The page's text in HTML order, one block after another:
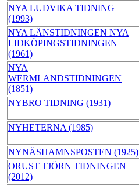
NYA LUDVIKA TIDNING
(1993)
NYA LÄNSTIDNINGEN NYA
LIDKÖPINGSTIDNINGEN
(1961)
NYA
WERMLANDSTIDNINGEN
(1851)
NYBRO TIDNING (1931)
NYHETERNA (1985)
NYNÄSHAMNSPOSTEN (1925)
ORUST TJÖRN TIDNINGEN
(2012)